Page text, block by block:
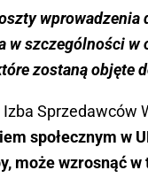
wprowadzenia
w szczególności
zostaną objęte
Sprzedawców
społecznym w
może wzrosnąć